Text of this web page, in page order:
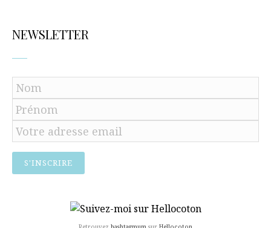
NEWSLETTER